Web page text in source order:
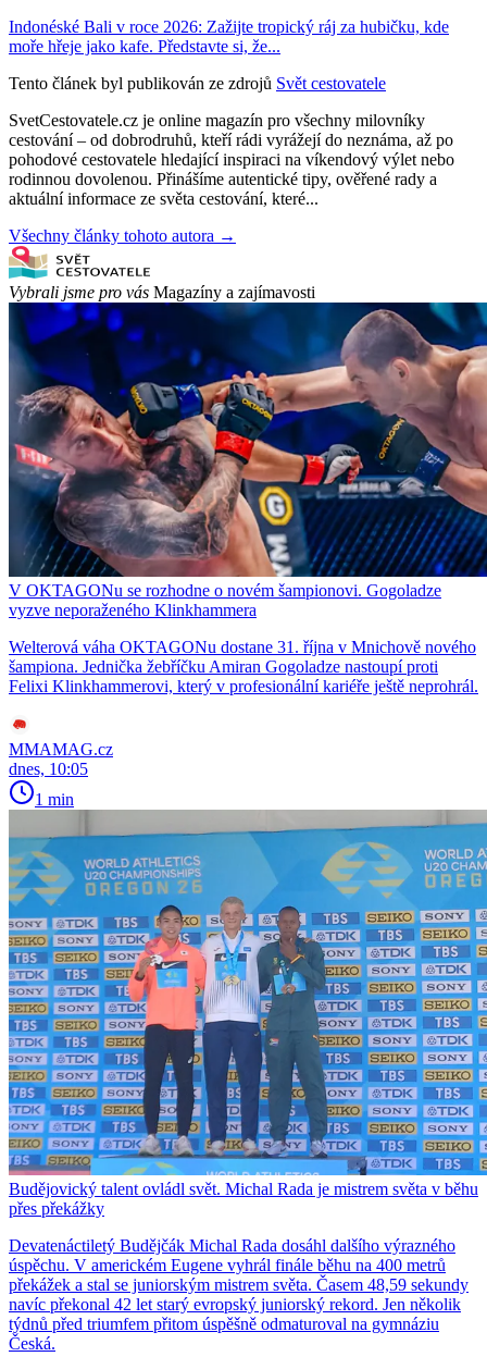
Indonéské Bali v roce 2026: Zažijte tropický ráj za hubičku, kde
moře hřeje jako kafe. Představte si, že...
Tento článek byl publikován ze zdrojů Svět cestovatele
SvetCestovatele.cz je online magazín pro všechny milovníky
cestování – od dobrodruhů, kteří rádi vyrážejí do neznáma, až po
pohodové cestovatele hledající inspiraci na víkendový výlet nebo
rodinnou dovolenou. Přinášíme autentické tipy, ověřené rady a
aktuální informace ze světa cestování, které...
Všechny články tohoto autora →
Vybrali jsme pro vás Magazíny a zajímavosti
V OKTAGONu se rozhodne o novém šampionovi. Gogoladze
vyzve neporaženého Klinkhammera
Welterová váha OKTAGONu dostane 31. října v Mnichově nového
šampiona. Jednička žebříčku Amiran Gogoladze nastoupí proti
Felixi Klinkhammerovi, který v profesionální kariéře ještě neprohrál.
MMAMAG.cz
dnes, 10:05
1 min
Budějovický talent ovládl svět. Michal Rada je mistrem světa v běhu
přes překážky
Devatenáctiletý Budějčák Michal Rada dosáhl dalšího výrazného
úspěchu. V americkém Eugene vyhrál finále běhu na 400 metrů
překážek a stal se juniorským mistrem světa. Časem 48,59 sekundy
navíc překonal 42 let starý evropský juniorský rekord. Jen několik
týdnů před triumfem přitom úspěšně odmaturoval na gymnáziu
Česká.